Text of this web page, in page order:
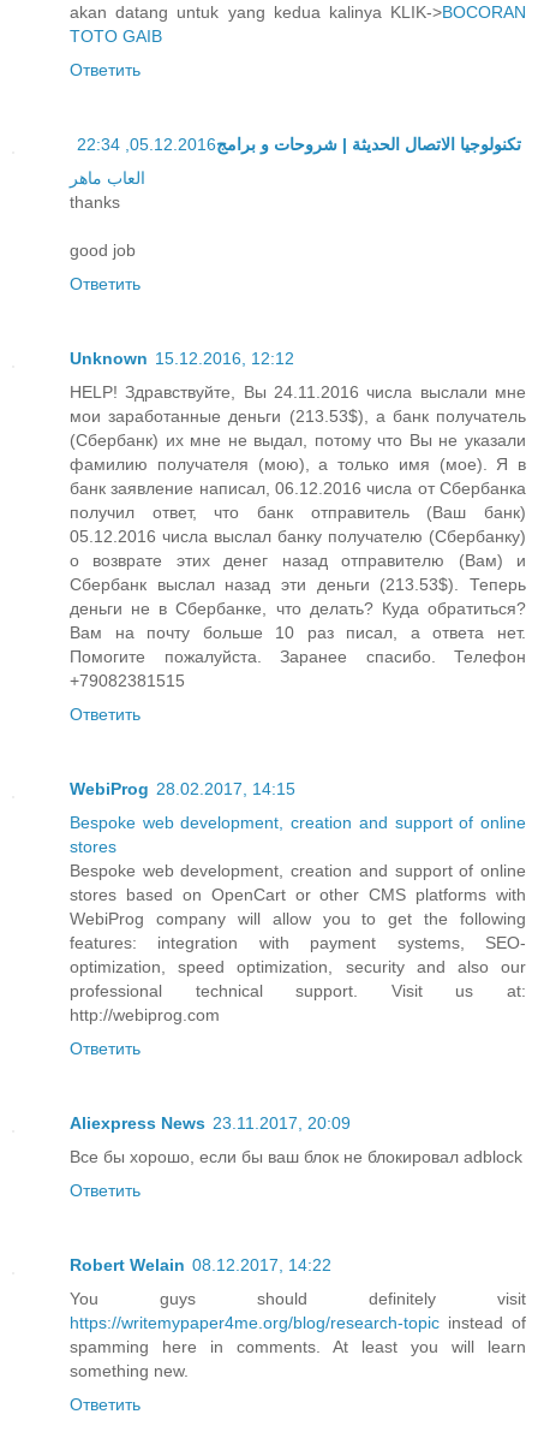
akan datang untuk yang kedua kalinya KLIK->BOCORAN
TOTO GAIB
Ответить
تكنولوجيا الاتصال الحديثة | شروحات و برامج05.12.2016, 22:34
العاب ماهر
thanks
good job
Ответить
Unknown 15.12.2016, 12:12
HELP! Здравствуйте, Вы 24.11.2016 числа выслали мне
мои заработанные деньги (213.53$), а банк получатель
(Сбербанк) их мне не выдал, потому что Вы не указали
фамилию получателя (мою), а только имя (мое). Я в
банк заявление написал, 06.12.2016 числа от Сбербанка
получил ответ, что банк отправитель (Ваш банк)
05.12.2016 числа выслал банку получателю (Сбербанку)
о возврате этих денег назад отправителю (Вам) и
Сбербанк выслал назад эти деньги (213.53$). Теперь
деньги не в Сбербанке, что делать? Куда обратиться?
Вам на почту больше 10 раз писал, а ответа нет.
Помогите пожалуйста. Заранее спасибо. Телефон
+79082381515
Ответить
WebiProg 28.02.2017, 14:15
Bespoke web development, creation and support of online
stores
Bespoke web development, creation and support of online
stores based on OpenCart or other CMS platforms with
WebiProg company will allow you to get the following
features: integration with payment systems, SEO-
optimization, speed optimization, security and also our
professional technical support. Visit us at:
http://webiprog.com
Ответить
Aliexpress News 23.11.2017, 20:09
Все бы хорошо, если бы ваш блок не блокировал adblock
Ответить
Robert Welain 08.12.2017, 14:22
You guys should definitely visit
https://writemypaper4me.org/blog/research-topic instead of
spamming here in comments. At least you will learn
something new.
Ответить